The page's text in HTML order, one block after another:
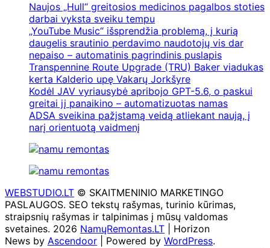
Naujos „Hull“ greitosios medicinos pagalbos stoties
darbai vyksta sveiku tempu
„YouTube Music“ išsprendžia problemą, į kurią
daugelis srautinio perdavimo naudotojų vis dar
nepaiso – automatinis pagrindinis puslapis
Transpennine Route Upgrade (TRU) Baker viadukas
kerta Kalderio upę Vakarų Jorkšyre
Kodėl JAV vyriausybė apribojo GPT-5.6, o paskui
greitai jį panaikino – automatizuotas namas
ADSA sveikina pažįstamą veidą atliekant naują, į
narį orientuotą vaidmenį
WEBSTUDIO.LT © SKAITMENINIO MARKETINGO
PASLAUGOS. SEO tekstų rašymas, turinio kūrimas,
straipsnių rašymas ir talpinimas į mūsų valdomas
svetaines. 2026 NamųRemontas.LT | Horizon
News by Ascendoor | Powered by WordPress.